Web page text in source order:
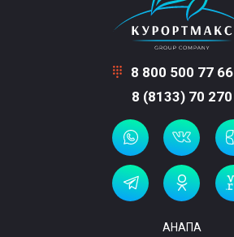
8 800 500 77 66
8 (8133) 70 270
АНАПА